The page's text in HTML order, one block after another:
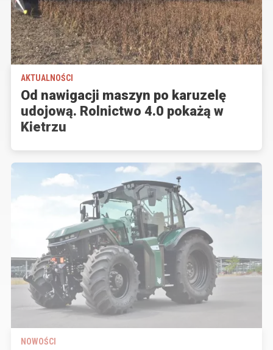
AKTUALNOŚCI
Od nawigacji maszyn po karuzelę
udojową. Rolnictwo 4.0 pokażą w
Kietrzu
NOWOŚCI